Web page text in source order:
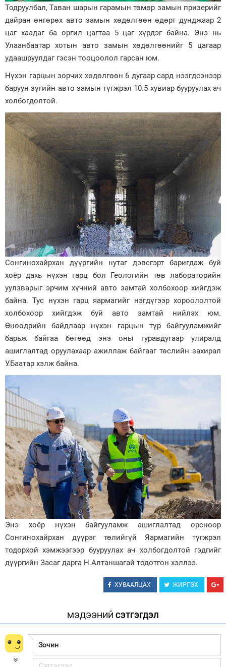
Тодруулбал, Таван шарын гарамын төмөр замын призерийг
дайран өнгөрөх авто замын хөдөлгөөн өдөрт дунджаар 2
цаг хаадаг ба оргил цагтаа 5 цаг хүрдэг байна. Энэ нь
Улаанбаатар хотын авто замын хөдөлгөөнийг 5 цагаар
удаашруулдаг гэсэн тооцоолол гарсан юм.
Нүхэн гарцын зорчих хөдөлгөөн 6 дугаар сард нээгдсэнээр
баруун зүгийн авто замын түгжрэл 10.5 хувиар бууруулах ач
холбогдолтой.
Сонгинохайрхан дүүргийн нутаг дэвсгэрт баригдаж буй
хоёр дахь нүхэн гарц бол Геологийн төв лабораторийн
уулзварыг эрчим хүчний авто замтай холбохоор хийгдэж
байна. Тус нүхэн гарц яармагийг нэгдүгээр хороололтой
холбохоор хийгдэж буй авто замтай нийлэх юм.
Өнөөдрийн байдлаар нүхэн гарцын түр байгууламжийг
барьж байгаа бөгөөд энэ оны гуравдугаар улиралд
ашиглалтад оруулахаар ажиллаж байгааг төслийн захирал
У.Баатар хэлж байна.
Энэ хоёр нүхэн байгууламж ашиглалтад орсноор
Сонгинохайрхан дүүрэг төлийгүй Яармагийн түгжрэл
тодорхой хэмжээгээр бууруулах ач холбогдолтой гэдгийг
дүүргийн Засаг дарга Н.Алтаншагай тодотгон хэллээ.
ХУВААЛЦАХ ЖИРГЭХ
МЭДЭЭНИЙ СЭТГЭГДЭЛ